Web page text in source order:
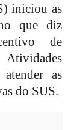
iniciou as
que diz
de
as
do SUS.